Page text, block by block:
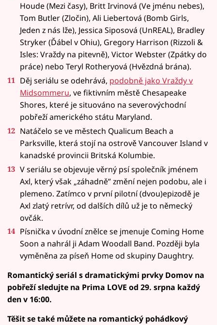
Houde (Mezi časy), Britt Irvinová (Ve jménu nebes),
Tom Butler (Zločin), Ali Liebertová (Bomb Girls,
Jeden z nás lže), Jessica Siposová (UnREAL), Bradley
Stryker (Ďábel v Ohiu), Gregory Harrison (Rizzoli &
Isles: Vraždy na pitevně), Victor Webster (Zpátky do
práce) nebo Teryl Rotheryová (Hvězdná brána).
Děj seriálu se odehrává, podobně jako Vraždy v
Midsommeru, ve fiktivním městě Chesapeake
Shores, které je situováno na severovýchodní
pobřeží amerického státu Maryland.
Natáčelo se ve městech Qualicum Beach a
Parksville, která stojí na ostrově Vancouver Island v
kanadské provincii Britská Kolumbie.
V seriálu se objevuje věrný psí společník jménem
Axl, který však „záhadně” změní nejen podobu, ale i
plemeno. Zatímco v první pilotní (dvou)epizodě je
Axl zlatý retrívr, od dalších dílů už je to německý
ovčák.
Písnička v úvodní znělce se jmenuje Coming Home
Soon a nahrál ji Adam Woodall Band. Později byla
vyměněna za píseň Home od skupiny Daughtry.
Romantický seriál s dramatickými prvky Domov na
pobřeží sledujte na Prima LOVE od 29. srpna každý
den v 16:00.
Těšit se také můžete na romantický pohádkový